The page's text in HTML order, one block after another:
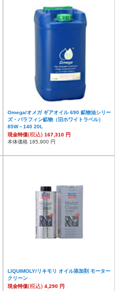
Omega/オメガ ギアオイル 690 鉱物油シリー
ズ・パラフィン鉱物（旧ホワイトラベル）
85W－140 20L
現金特価(税込) 167,310 円
本体価格 185,900 円
LIQUIMOLY/リキモリ オイル添加剤 モーター
クリーン
現金特価(税込) 4,290 円